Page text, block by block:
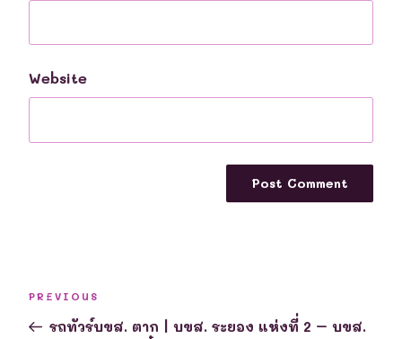
Website
Previous
Post
PREVIOUS
รถทัวร์บขส. ตาก | บขส. ระยอง แห่งที่ 2 – บขส.